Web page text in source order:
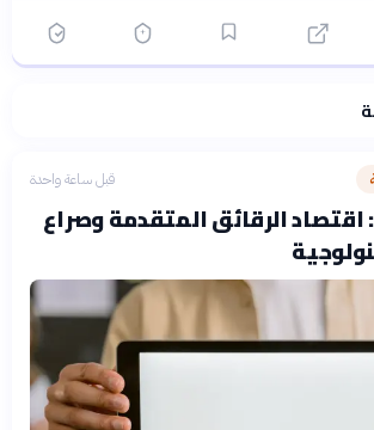
الذكاء الاصطناعي
قبل ساعة واحدة
الرقائق المتقدمة وصراع